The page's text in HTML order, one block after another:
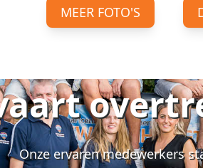
MEER FOTO'S
Onze ervaren medewerkers